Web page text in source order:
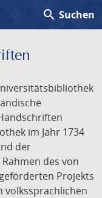
search Suchen
im Jahr 1734
der
des von
Projekts
volkssprachlichen